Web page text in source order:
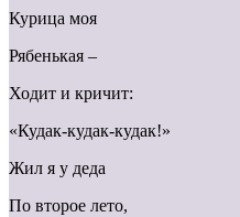
Курица моя
Рябенькая –
Ходит и кричит:
«Кудак-кудак-кудак!»
Жил я у деда
По второе лето,